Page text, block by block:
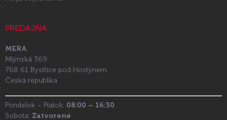
PREDAJŇA
MERA
Mlýnská 369
768 61 Bystřice pod Hostýnem
Česká republika
Pondelok – Piatok: 08:00 – 16:30
Sobota: Zatvorené